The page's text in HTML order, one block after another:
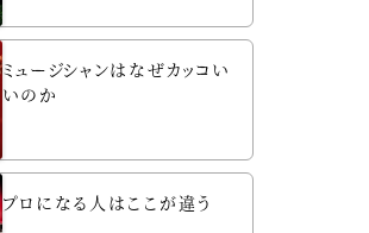
ミュージシャンはなぜカッコい
いのか
プロになる人はここが違う